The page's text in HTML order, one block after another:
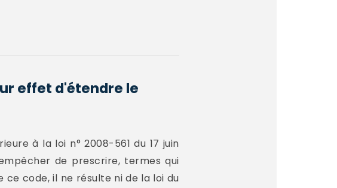
effet d'étendre le
à la loi n° 2008-561 du 17 juin
de prescrire, termes qui
ce code, il ne résulte ni de la loi du